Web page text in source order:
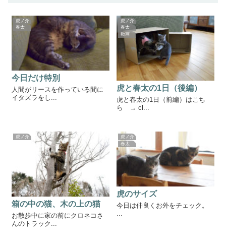
虎ノ介
春太
今日だけ特別
人間がリースを作っている間に
イタズラをし...
虎ノ介
春太
動画
虎と春太の1日（後編）
虎と春太の1日（前編）はこち
ら → cl...
虎ノ介
箱の中の猫、木の上の猫
お散歩中に家の前にクロネコさ
んのトラック...
虎ノ介
春太
虎のサイズ
今日は仲良くお外をチェック。
...